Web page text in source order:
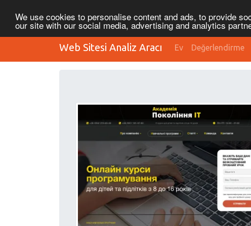
We use cookies to personalise content and ads, to provide
our site with our social media, advertising and analytics
Web Sitesi Analiz Aracı Ev Değerlendirme